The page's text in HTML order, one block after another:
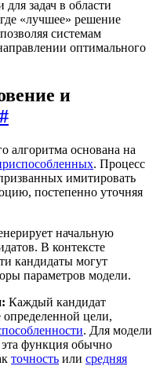
задач в области
«лучшее» решение
системам
оптимального
и
#
алгоритма основана на
. Процесс
имитировать
постепенно уточняя
начальную
В контексте
кандидаты могут
параметров модели.
Каждый кандидат
определенной цели,
. Для модели
эта функция обычно
точность или средняя